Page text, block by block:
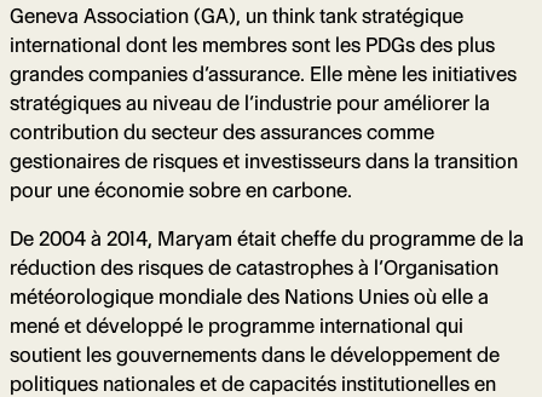
Geneva Association (GA), un think tank stratégique
international dont les membres sont les PDGs des plus
grandes companies d’assurance. Elle mène les initiatives
stratégiques au niveau de l’industrie pour améliorer la
contribution du secteur des assurances comme
gestionaires de risques et investisseurs dans la transition
pour une économie sobre en carbone.
De 2004 à 2014, Maryam était cheffe du programme de la
réduction des risques de catastrophes à l’Organisation
météorologique mondiale des Nations Unies où elle a
mené et développé le programme international qui
soutient les gouvernements dans le développement de
politiques nationales et de capacités institutionelles en